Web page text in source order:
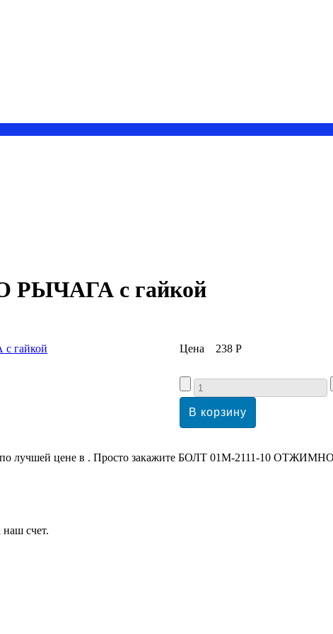
с гайкой
Цена
238 Р
цене в . Просто закажите БОЛТ 01М-2111-10
счет.